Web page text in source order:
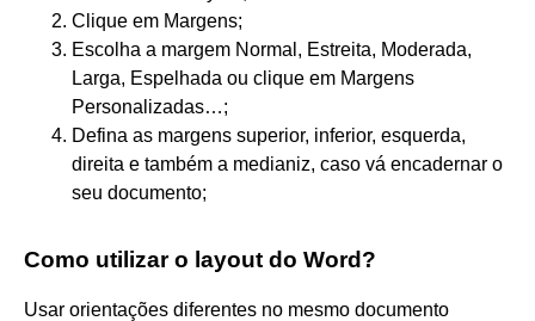
Clique em Margens;
Escolha a margem Normal, Estreita, Moderada,
Larga, Espelhada ou clique em Margens
Personalizadas…;
Defina as margens superior, inferior, esquerda,
direita e também a medianiz, caso vá encadernar o
seu documento;
Como utilizar o layout do Word?
Usar orientações diferentes no mesmo documento